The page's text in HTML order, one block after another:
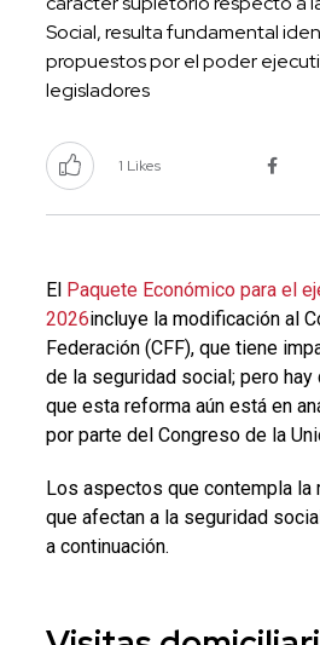
Social, resulta fundamental
propuestos por el poder
legisladores
1 Likes
El Paquete Económico para el
2026incluye la modificación al
Federación (CFF), que tiene
de la seguridad social; pero
que esta reforma aún está en
por parte del Congreso de la
Los aspectos que contempla la
que afectan a la seguridad
a continuación.